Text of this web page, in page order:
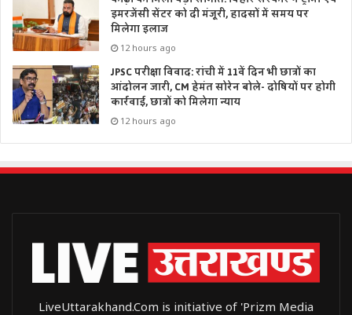
इमरजेंसी सेंटर को दी मंजूरी, हादसों में समय पर
मिलेगा इलाज
12 hours ago
JPSC परीक्षा विवाद: रांची में 11वें दिन भी छात्रों का
आंदोलन जारी, CM हेमंत सोरेन बोले- दोषियों पर होगी
कार्रवाई, छात्रों को मिलेगा न्याय
12 hours ago
LiveUttarakhand.Com is initiative of 'Prizm Media